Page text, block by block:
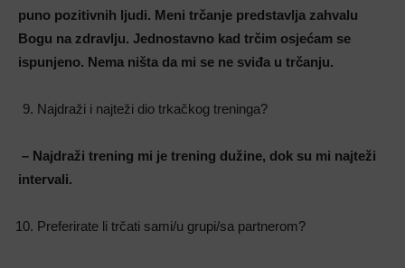
puno pozitivnih ljudi. Meni trčanje predstavlja zahvalu
Bogu na zdravlju. Jednostavno kad trčim osjećam se
ispunjeno. Nema ništa da mi se ne sviđa u trčanju.
Najdraži i najteži dio trkačkog treninga?
– Najdraži trening mi je trening dužine, dok su mi najteži
intervali.
Preferirate li trčati sami/u grupi/sa partnerom?